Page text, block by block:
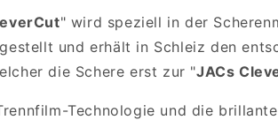
" wird speziell in der
und erhält in Schleiz den
die Schere erst zur "JACs
Technologie und die